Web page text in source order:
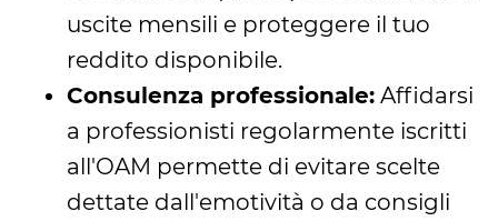
uscite mensili e proteggere il tuo
reddito disponibile.
Consulenza professionale: Affidarsi
a professionisti regolarmente iscritti
all'OAM permette di evitare scelte
dettate dall'emotività o da consigli